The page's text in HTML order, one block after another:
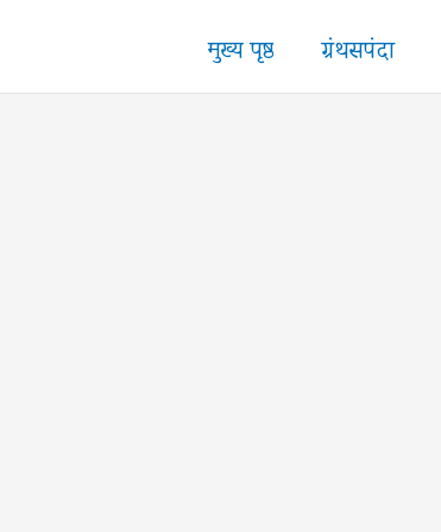
मुख्य पृष्ठ ग्रंथसपंदा